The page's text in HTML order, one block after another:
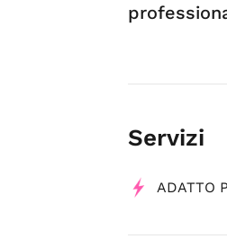
Servizi
ADATTO